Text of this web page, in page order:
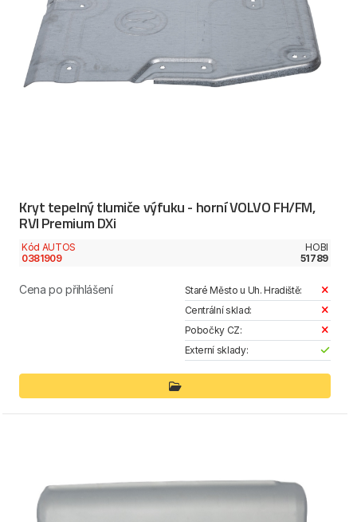
Kryt tepelný tlumiče výfuku - horní VOLVO FH/FM,
RVI Premium DXi
Kód AUTOS
0381909
HOBI
51789
Cena po přihlášení
Staré Město u Uh. Hradiště:
Centrální sklad:
Pobočky CZ:
Externí sklady: